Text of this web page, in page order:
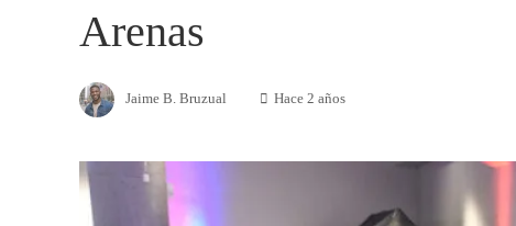
Arenas
Jaime B. Bruzual Hace 2 años